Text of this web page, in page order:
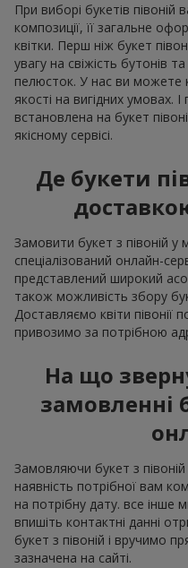
При виборі букетів півоній
композиції, її загальне
квітки. Перш ніж букет
увагу на свіжість бутонів
пелюсток. У нас ви можете
якості на вигідних умовах.
встановлена на букет
якісному сервісі.
Де букети
Замовити букет з півоній у
спеціалізований онлайн-
представлений широкий
також можливість збору
Доставляємо квіти півонії
привозимо за потрібною
На що
замовленні
Замовляючи букет з
наявність потрібної вам
на потрібну дату. все інше
впишіть контактні данні
букет з півоній і вручимо
зазначена на сайті.